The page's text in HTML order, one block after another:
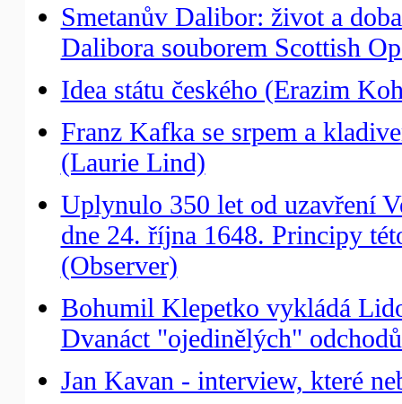
Smetanův Dalibor: život a
Dalibora souborem Scottish
Idea státu českého (Erazim
Franz Kafka se srpem a
(Laurie Lind)
Uplynulo 350 let od uzavření
dne 24. října 1648. Principy
(Observer)
Bohumil Klepetko vykládá
Dvanáct "ojedinělých"
Jan Kavan - interview, které